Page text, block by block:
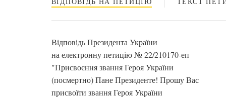
Відповідь Президента України
на електронну петицію № 22/210170-еп
"Присвоєння звання Героя України
(посмертно) Пане Президенте! Прошу Вас
присвоїти звання Героя України